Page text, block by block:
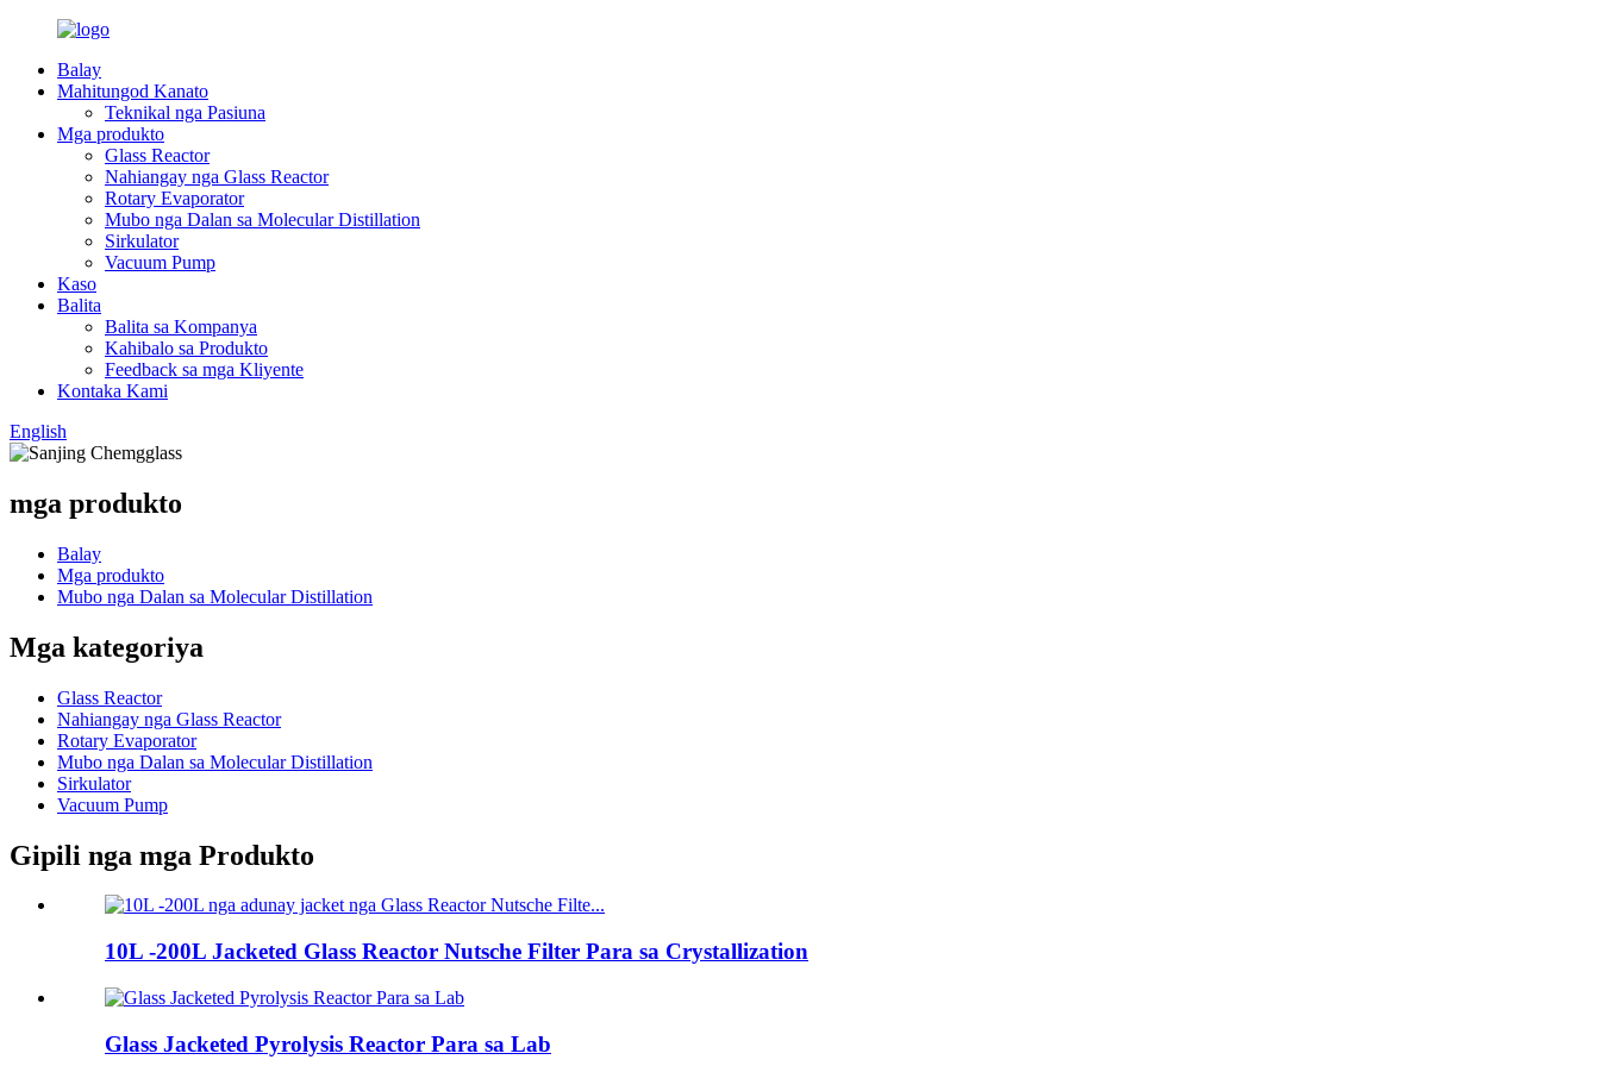
Balay
Mahitungod Kanato
Teknikal nga Pasiuna
Mga produkto
Glass Reactor
Nahiangay nga Glass Reactor
Rotary Evaporator
Mubo nga Dalan sa Molecular Distillation
Sirkulator
Vacuum Pump
Kaso
Balita
Balita sa Kompanya
Kahibalo sa Produkto
Feedback sa mga Kliyente
Kontaka Kami
English
mga produkto
Balay
Mga produkto
Mubo nga Dalan sa Molecular Distillation
Mga kategoriya
Glass Reactor
Nahiangay nga Glass Reactor
Rotary Evaporator
Mubo nga Dalan sa Molecular Distillation
Sirkulator
Vacuum Pump
Gipili nga mga Produkto
10L -200L Jacketed Glass Reactor Nutsche Filter Para sa Crystallization
Glass Jacketed Pyrolysis Reactor Para sa Lab